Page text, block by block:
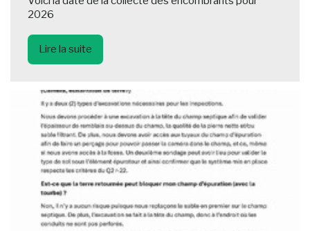
2026
Lire la suite